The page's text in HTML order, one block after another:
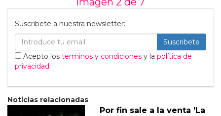
Suscribete a nuestra newsletter:
Suscribete
Acepto los terminos y condiciones y la política de
privacidad.
Noticias relacionadas
Por fin sale a la venta 'La